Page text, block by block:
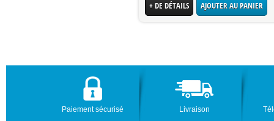
+ DE DÉTAILS AJOUTER AU PANIER
Paiement sécurisé Livraison